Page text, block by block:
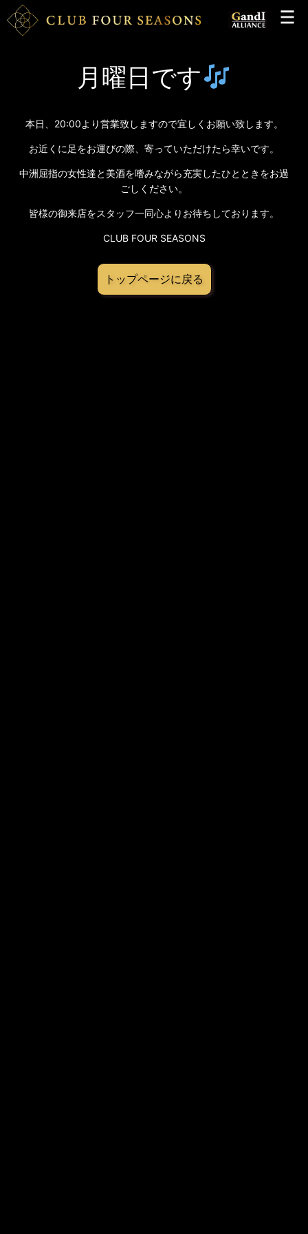
月曜日です
本日、20:00より営業致しますので宜しくお願い致します。
お近くに足をお運びの際、寄っていただけたら幸いです。
中洲屈指の女性達と美酒を嗜みながら充実したひとときをお過
ごしください。
皆様の御来店をスタッフ一同心よりお待ちしております。
CLUB FOUR SEASONS
トップページに戻る